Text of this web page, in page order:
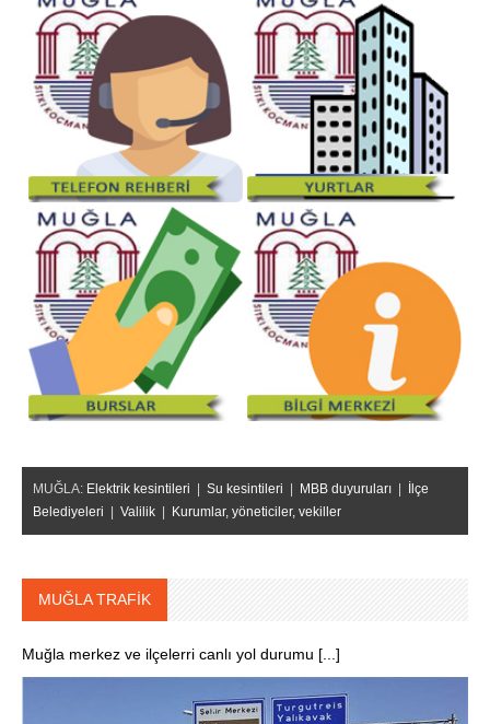
MUĞLA: Elektrik kesintileri | Su kesintileri | MBB duyuruları | İlçe
Belediyeleri | Valilik | Kurumlar, yöneticiler, vekiller
MUĞLA TRAFİK
Muğla merkez ve ilçelerri canlı yol durumu [...]